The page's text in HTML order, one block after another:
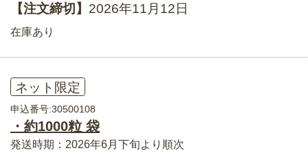
【注文締切】 2026年11月12日
在庫あり
ネット限定
申込番号:30500108
・約1000粒 袋
発送時期：2026年6月下旬より順次